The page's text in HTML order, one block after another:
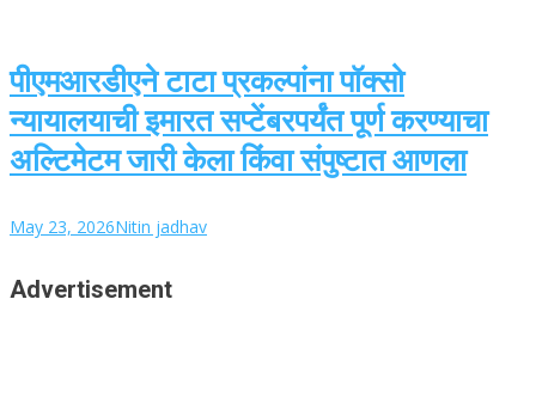
पीएमआरडीएने टाटा प्रकल्पांना पॉक्सो
न्यायालयाची इमारत सप्टेंबरपर्यंत पूर्ण करण्याचा
अल्टिमेटम जारी केला किंवा संपुष्टात आणला
May 23, 2026Nitin jadhav
Advertisement